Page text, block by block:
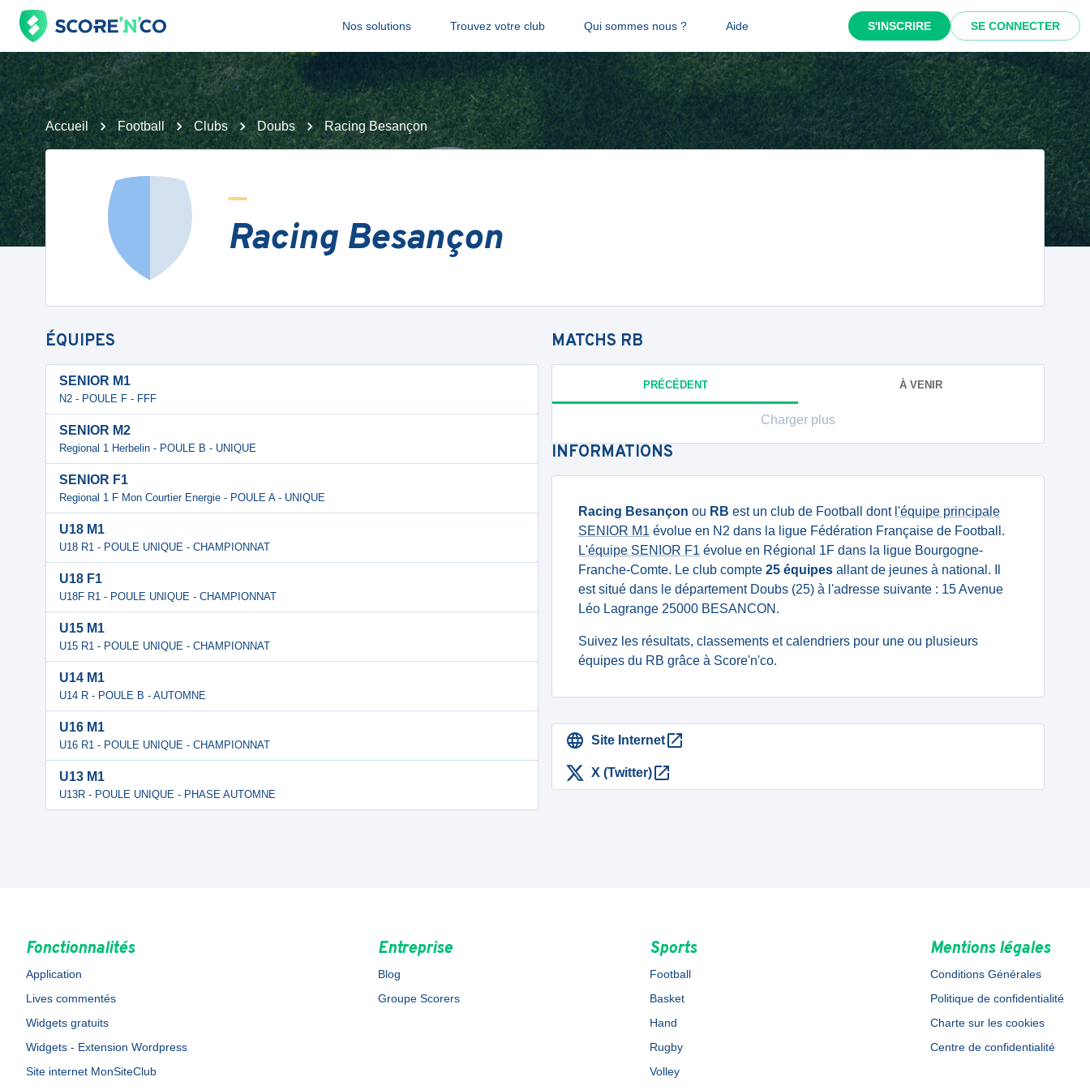
Nos solutions Trouvez votre club Qui sommes nous ? Aide S'INSCRIRE SE CONNECTER
Accueil Football Clubs Doubs Racing Besançon
Racing Besançon
ÉQUIPES
SENIOR M1
N2 - POULE F - FFF
SENIOR M2
Regional 1 Herbelin - POULE B - UNIQUE
SENIOR F1
Regional 1 F Mon Courtier Energie - POULE A - UNIQUE
U18 M1
U18 R1 - POULE UNIQUE - CHAMPIONNAT
U18 F1
U18F R1 - POULE UNIQUE - CHAMPIONNAT
U15 M1
U15 R1 - POULE UNIQUE - CHAMPIONNAT
U14 M1
U14 R - POULE B - AUTOMNE
U16 M1
U16 R1 - POULE UNIQUE - CHAMPIONNAT
U13 M1
U13R - POULE UNIQUE - PHASE AUTOMNE
MATCHS RB
PRÉCÉDENT À VENIR
Charger plus
INFORMATIONS
Racing Besançon ou RB est un club de Football dont l'équipe principale
SENIOR M1 évolue en N2 dans la ligue Fédération Française de Football.
L'équipe SENIOR F1 évolue en Régional 1F dans la ligue Bourgogne-
Franche-Comte. Le club compte 25 équipes allant de jeunes à national. Il
est situé dans le département Doubs (25) à l'adresse suivante : 15 Avenue
Léo Lagrange 25000 BESANCON.
Suivez les résultats, classements et calendriers pour une ou plusieurs
équipes du RB grâce à Score'n'co.
Site Internet
X (Twitter)
Fonctionnalités
Application
Lives commentés
Widgets gratuits
Widgets - Extension Wordpress
Site internet MonSiteClub
Entreprise
Blog
Groupe Scorers
Sports
Football
Basket
Hand
Rugby
Volley
Mentions légales
Conditions Générales
Politique de confidentialité
Charte sur les cookies
Centre de confidentialité